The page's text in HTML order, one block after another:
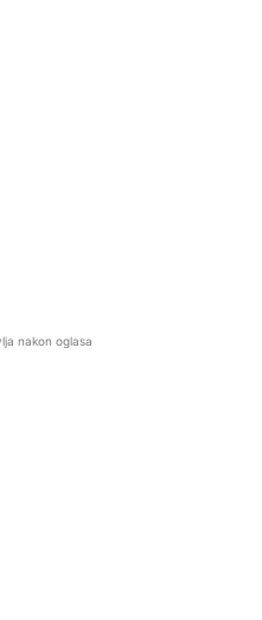
nakon oglasa